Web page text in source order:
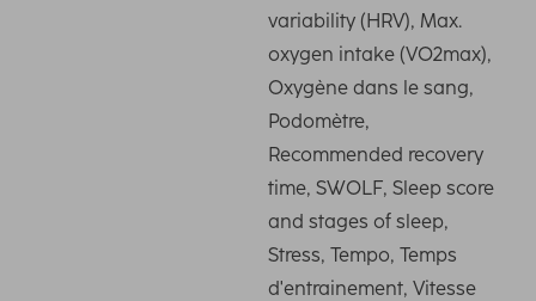
variability (HRV), Max.
oxygen intake (VO2max),
Oxygène dans le sang,
Podomètre,
Recommended recovery
time, SWOLF, Sleep score
and stages of sleep,
Stress, Tempo, Temps
d'entrainement, Vitesse